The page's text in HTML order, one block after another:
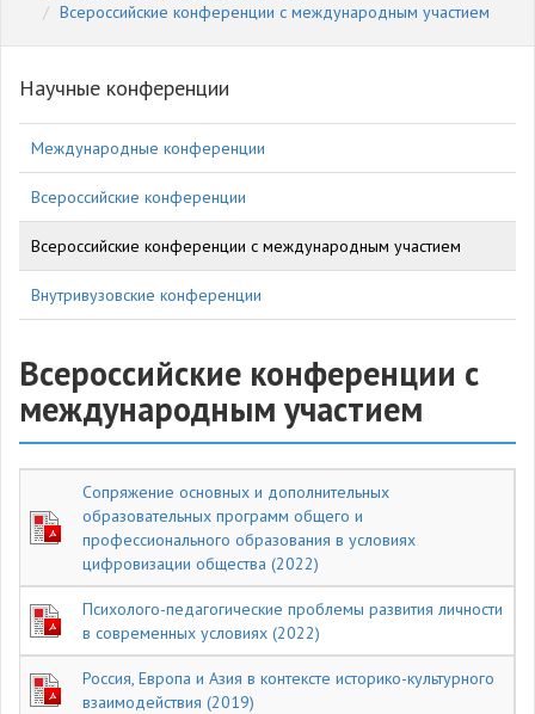
Всероссийские конференции с международным участием
Научные конференции
Международные конференции
Всероссийские конференции
Всероссийские конференции с международным участием
Внутривузовские конференции
Всероссийские конференции с
международным участием
Сопряжение основных и дополнительных
образовательных программ общего и
профессионального образования в условиях
цифровизации общества (2022)
Психолого-педагогические проблемы развития личности
в современных условиях (2022)
Россия, Европа и Азия в контексте историко-культурного
взаимодействия (2019)